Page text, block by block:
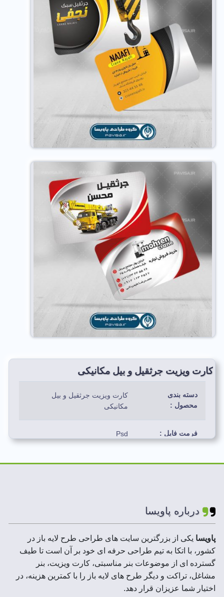
کارت ویزیت جرثقیل و بیل مکانیکی
دسته بندی
محصول :
کارت ویزیت جرثقیل و بیل
مکانیکی
فرمت فایل : Psd
سورمه ای،زرد،سفید،قرمز،
رزولوشن : 300 DPI
حجم فایل فشرده
:
20 تا 100 MB
درباره پاویسا
پاویسا یکی از بزرگترین سایت های طراحی طرح لایه باز در
کشور، با اتکا به تیم طراحی حرفه ای خود بر آن است تا طیف
گسترده ای از موضوعات بنر مناسبتی، کارت ویزیت، بنر
مشاغل، تراکت و دیگر طرح های لایه باز را با کمترین هزینه، در
اختیار شما عزیزان قرار دهد.